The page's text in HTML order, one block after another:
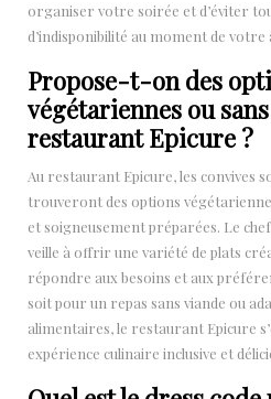
organiser votre soirée et d’éviter
d’indisponibilité au moment de votre
Propose-t-on des
végétariennes ou
restaurant Epicure ?
Au restaurant Epicure, les convives
trouveront des options
et soigneusement préparées. Le
veille à offrir une variété de plats
répondre aux besoins et aux
soit pour un repas sans viande ou
alimentaires, le restaurant Epicure
expérience culinaire inclusive et